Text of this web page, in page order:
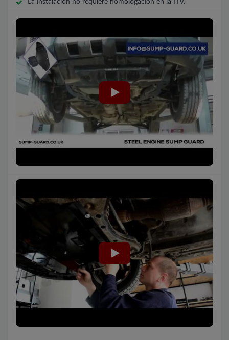
La instalación no requiere homologación en la ITV.